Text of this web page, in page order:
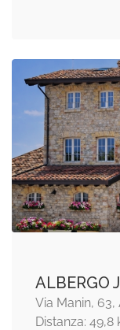
ALBERGO
Via Manin, 63,
Distanza: 49,8